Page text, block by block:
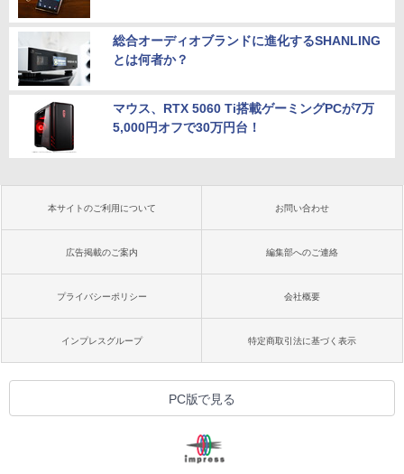
総合オーディオブランドに進化するSHANLING
とは何者か？
マウス、RTX 5060 Ti搭載ゲーミングPCが7万
5,000円オフで30万円台！
本サイトのご利用について お問い合わせ
広告掲載のご案内 編集部へのご連絡
プライバシーポリシー 会社概要
インプレスグループ 特定商取引法に基づく表示
PC版で見る